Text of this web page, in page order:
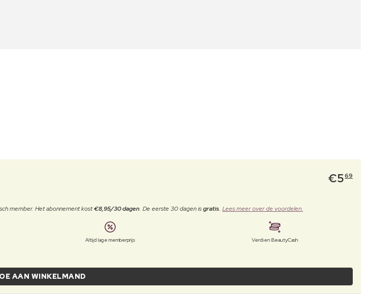
€569
member. Het abonnement kost€8,95/30 dagen. De eerste 30 dagen isgratis. Lees meer over de voordelen.
Altijd lage memberprijs Verdien BeautyCash
AAN WINKELMAND